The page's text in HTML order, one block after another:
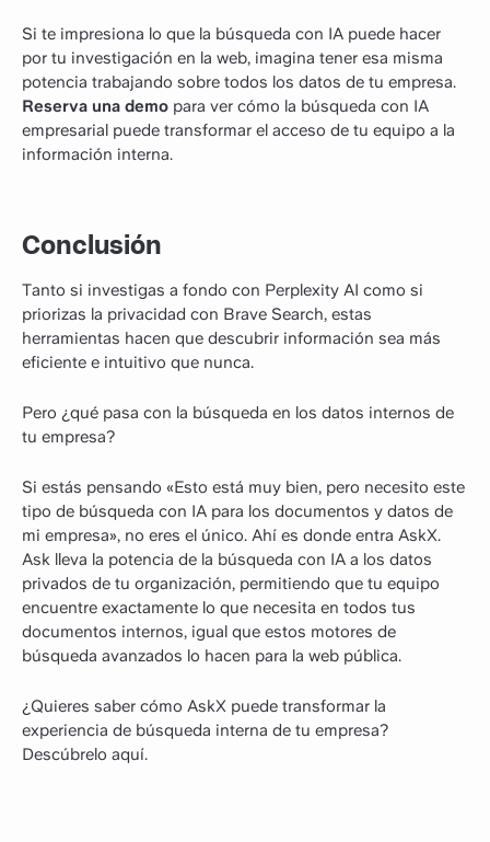
Si te impresiona lo que la búsqueda con IA puede hacer
por tu investigación en la web, imagina tener esa misma
potencia trabajando sobre todos los datos de tu empresa.
Reserva una demo para ver cómo la búsqueda con IA
empresarial puede transformar el acceso de tu equipo a la
información interna.
Conclusión
Tanto si investigas a fondo con Perplexity AI como si
priorizas la privacidad con Brave Search, estas
herramientas hacen que descubrir información sea más
eficiente e intuitivo que nunca.
Pero ¿qué pasa con la búsqueda en los datos internos de
tu empresa?
Si estás pensando «Esto está muy bien, pero necesito este
tipo de búsqueda con IA para los documentos y datos de
mi empresa», no eres el único. Ahí es donde entra AskX.
Ask lleva la potencia de la búsqueda con IA a los datos
privados de tu organización, permitiendo que tu equipo
encuentre exactamente lo que necesita en todos tus
documentos internos, igual que estos motores de
búsqueda avanzados lo hacen para la web pública.
¿Quieres saber cómo AskX puede transformar la
experiencia de búsqueda interna de tu empresa?
Descúbrelo aquí.